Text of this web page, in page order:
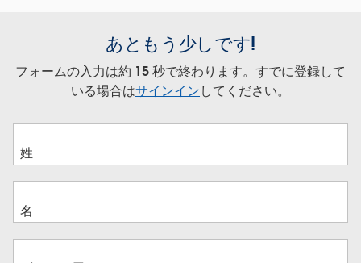
あともう少しです!
フォームの入力は約 15 秒で終わります。すでに登録して
いる場合はサインインしてください。